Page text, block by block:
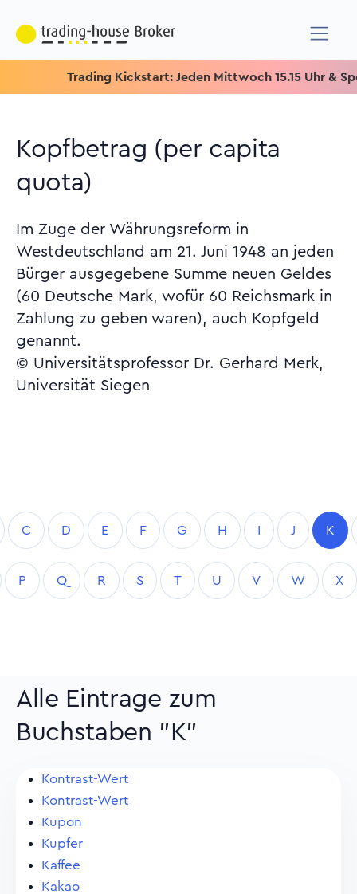
Trading Kickstart: Jeden Mittwoch 15.15 Uhr &
Kopfbetrag (per capita
quota)
Im Zuge der Währungsreform in
Westdeutschland am 21. Juni 1948 an jeden
Bürger ausgegebene Summe neuen Geldes
(60 Deutsche Mark, wofür 60 Reichsmark in
Zahlung zu geben waren), auch Kopfgeld
genannt.
© Universitätsprofessor Dr. Gerhard Merk,
Universität Siegen
C D E F G H I J K
P Q R S T U V W X
Alle Eintrage zum
Buchstaben "K"
Kontrast-Wert
Kontrast-Wert
Kupon
Kupfer
Kaffee
Kakao